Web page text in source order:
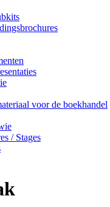
voor de boekhandel
/ Stages